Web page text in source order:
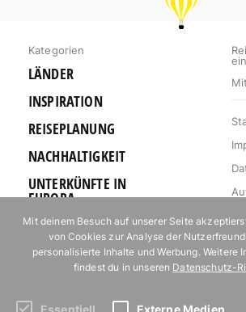
Kategorien
LÄNDER
INSPIRATION
REISEPLANUNG
NACHHALTIGKEIT
UNTERKÜNFTE IN
EUROPA
OUTDOOR
URLAUB FÜR
FOODIES
Mit deinem Besuch auf unserer Seite
von Cookies zur Analyse der
personalisierte Inhalte und Werbung. Weitere
findest du in unseren Datenschutz-
Essentiell Externe Medien